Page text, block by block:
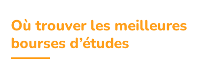
Où trouver les meilleures
bourses d’études